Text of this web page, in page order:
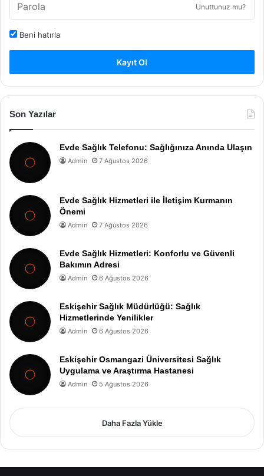
Unuttunuz mu?
Beni hatırla
Kayıt Ol
Son Yazılar
Evde Sağlık Telefonu: Sağlığınıza Anında Ulaşın
Admin 7 Ağustos 2026
Evde Sağlık Hizmetleri ile İletişim Kurmanın
Önemi
Admin 7 Ağustos 2026
Evde Sağlık Hizmetleri: Konforlu ve Güvenli
Bakımın Adresi
Admin 6 Ağustos 2026
Eskişehir Sağlık Müdürlüğü: Sağlık
Hizmetlerinde Yenilikler
Admin 6 Ağustos 2026
Eskişehir Osmangazi Üniversitesi Sağlık
Uygulama ve Araştırma Hastanesi
Admin 5 Ağustos 2026
Daha Fazla Yükle